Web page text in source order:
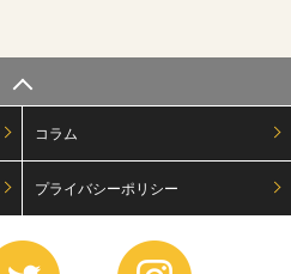
コラム
プライバシーポリシー